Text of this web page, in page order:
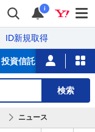
i
ID新規取得
投資信託 ニュース
検索
ニュース